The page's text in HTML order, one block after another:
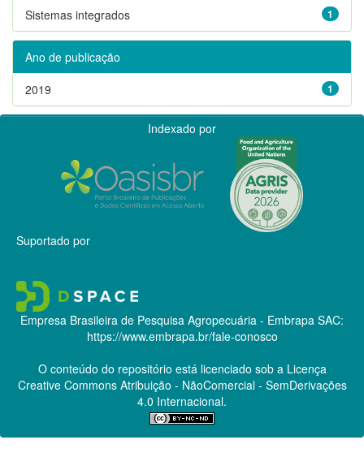
1
Sistemas integrados
Ano de publicação
1
2019
Indexado por
Suportado por
Empresa Brasileira de Pesquisa Agropecuária - Embrapa SAC:
https://www.embrapa.br/fale-conosco
O conteúdo do repositório está licenciado sob a Licença
Creative CommonsAtribuição - NãoComercial - SemDerivações
4.0 Internacional.